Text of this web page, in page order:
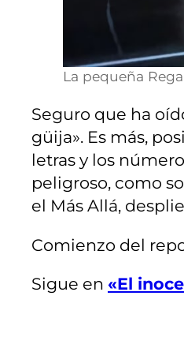
La pequeña
Seguro que ha
güija». Es más,
letras y los
peligroso, como
el Más Allá,
Comienzo del
Sigue en «El